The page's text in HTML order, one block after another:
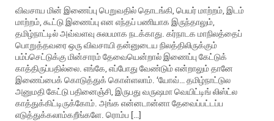
விவசாய மின் இணைப்பு பெறுவதில் தொடங்கி, பெயர் மாற்றம், இடம்
மாற்றம், கூட்டு இணைப்பு என எந்தப் பணியாக இருந்தாலும்,
தமிழ்நாட்டில் அவ்வளவு சுலபமாக நடக்காது. கர்நாடக மாநிலத்தைப்
பொறுத்தவரை ஒரு விவசாயி தன்னுடைய நிலத்திலிருக்கும்
பம்ப்செட்டுக்கு மின்சாரம் தேவையென்றால் இணைப்பு கேட்டுக்
காத்திருப்பதில்லை. எங்கே, எப்போது வேண்டும் என்றாலும் தானே
இணைப்பைக் கொடுத்துக் கொள்ளலாம். ‘யோவ்… தமிழ்நாட்டுல
அனுமதி கேட்டு பதினைஞ்சி, இருபது வருஷமா வெயிட்டிங் லிஸ்ட்ல
காத்துக்கிட்டிருக்கோம். அங்க என்னடான்னா தேவைப்பட்டப்ப
எடுத்துக்கலாம்கறீங்களே. ரொம்ப […]